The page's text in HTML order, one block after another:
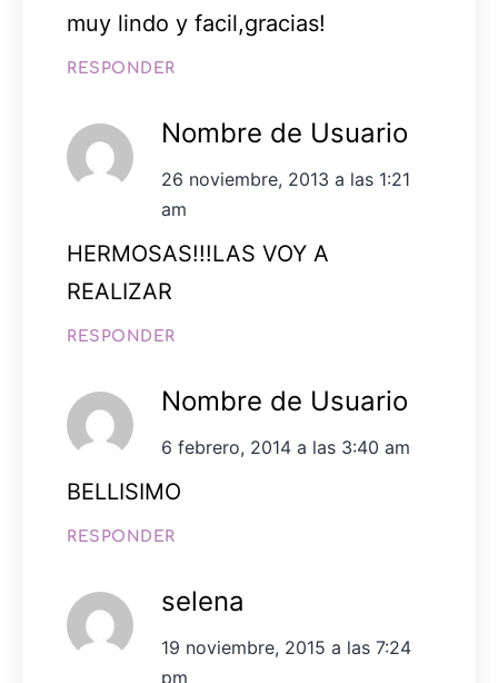
muy lindo y facil,gracias!
RESPONDER
Nombre de Usuario
26 noviembre, 2013 a las 1:21
am
HERMOSAS!!!LAS VOY A
REALIZAR
RESPONDER
Nombre de Usuario
6 febrero, 2014 a las 3:40 am
BELLISIMO
RESPONDER
selena
19 noviembre, 2015 a las 7:24
pm